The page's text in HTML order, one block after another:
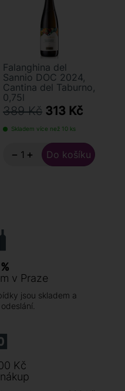
Falanghina del
Sannio DOC 2024,
Cantina del Taburno,
0,75l
389 Kč 313 Kč
Skladem více než 10 ks
− +
v Praze
jsou skladem a
Kč